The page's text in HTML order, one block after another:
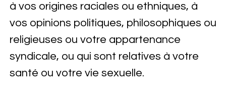
à vos origines raciales ou ethniques, à
vos opinions politiques, philosophiques ou
religieuses ou votre appartenance
syndicale, ou qui sont relatives à votre
santé ou votre vie sexuelle.